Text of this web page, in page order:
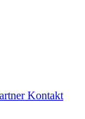
Kontakt